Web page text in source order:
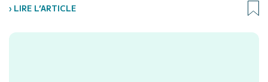
› LIRE L’ARTICLE